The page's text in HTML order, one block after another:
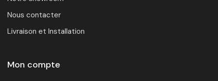
Nous contacter
Livraison et Installation
Mon compte